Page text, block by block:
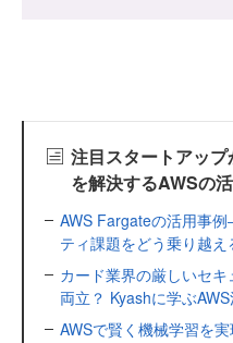
注目スタートアッ
を解決するAWSの
AWS Fargateの活用事
ティ課題をどう乗り越え
カード業界の厳しいセ
両立？ Kyashに学ぶ
AWSで賢く機械学習を